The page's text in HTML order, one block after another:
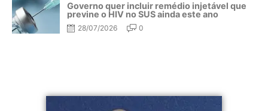
Governo quer incluir remédio injetável que
previne o HIV no SUS ainda este ano
28/07/2026 0